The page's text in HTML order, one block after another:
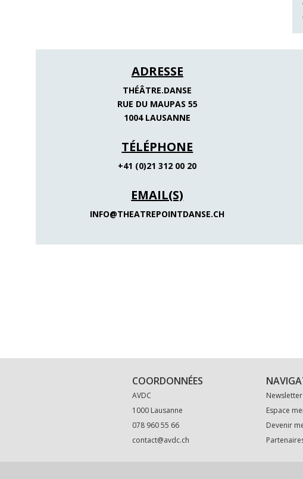
ADRESSE
THÉÂTRE.DANSE
RUE DU MAUPAS 55
1004 LAUSANNE
TÉLÉPHONE
+41 (0)21 312 00 20
EMAIL(S)
INFO@THEATREPOINTDANSE.CH
COORDONNÉES
AVDC
1000 Lausanne
078 960 55 66
contact@avdc.ch
Newsletter
Espace
Devenir